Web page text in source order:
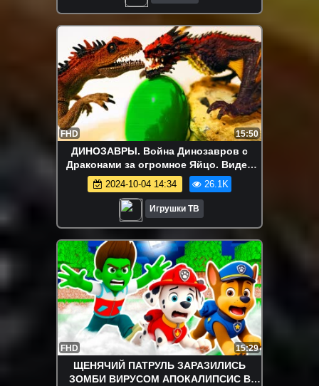
FHD 15:50
ДИНОЗАВРЫ. Война Динозавров с
Драконами за огромное Яйцо. Видео
про Динозавров для детей. Игрушки ТВ
2024-10-04 14:34 26.1K
Игрушки ТВ
FHD 15:29
ЩЕНЯЧИЙ ПАТРУЛЬ ЗАРАЗИЛИСЬ
ЗОМБИ ВИРУСОМ АПОКАЛИПСИС В